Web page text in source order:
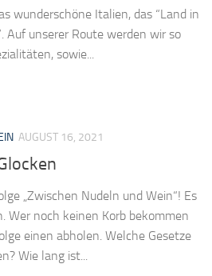
wunderschöne Italien, das “Land in
Auf unserer Route werden wir so
sowie...
AUGUST 16, 2021
„Zwischen Nudeln und Wein“! Es
Wer noch keinen Korb bekommen
einen abholen. Welche Gesetze
Wie lang ist...